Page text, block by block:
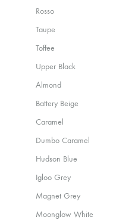
Rosso
Taupe
Toffee
Upper Black
Almond
Battery Beige
Caramel
Dumbo Caramel
Hudson Blue
Igloo Grey
Magnet Grey
Moonglow White